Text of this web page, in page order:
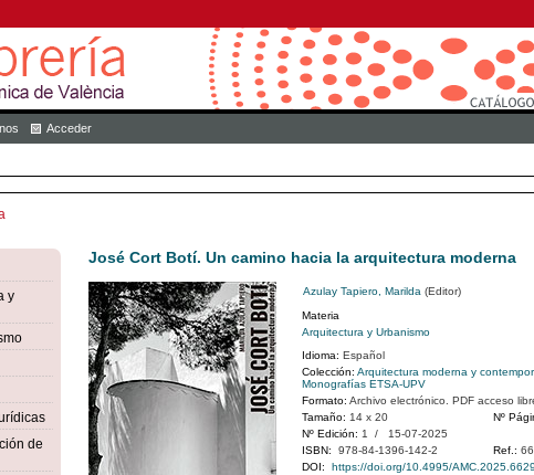
Acceder
y
de
José Cort Botí. Un camino hacia la arquitectura moderna
Azulay Tapiero, Marilda (Editor)
Materia
Arquitectura y Urbanismo
Idioma: Español
Colección: Arquitectura moderna y
Monografías ETSA-UPV
Formato: Archivo electrónico. PDF acceso
Tamaño: 14 x 20 Nº
Nº Edición: 1 / 15-07-2025
ISBN:
978-84-1396-142-2 Ref.:
DOI:
https://doi.org/10.4995/